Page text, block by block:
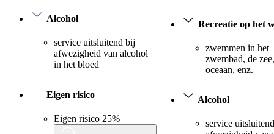
Alcohol
service uitsluitend bij
afwezigheid van alcohol
in het bloed
Eigen risico
Eigen risico 25%
Recreatie op het
zwemmen in het
zwembad, de
oceaan, enz.
Alcohol
service